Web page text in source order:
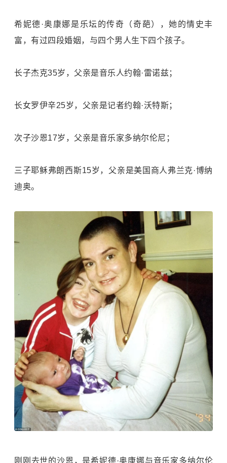
希妮德·奥康娜是乐坛的传奇（奇葩），她的情史丰
富，有过四段婚姻，与四个男人生下四个孩子。
长子杰克35岁，父亲是音乐人约翰·雷诺兹；
长女罗伊辛25岁，父亲是记者约翰·沃特斯；
次子沙恩17岁，父亲是音乐家多纳尔伦尼；
三子耶稣弗朗西斯15岁，父亲是美国商人弗兰克·博纳
迪奥。
刚刚去世的沙恩，是希妮德·奥康娜与音乐家多纳尔伦